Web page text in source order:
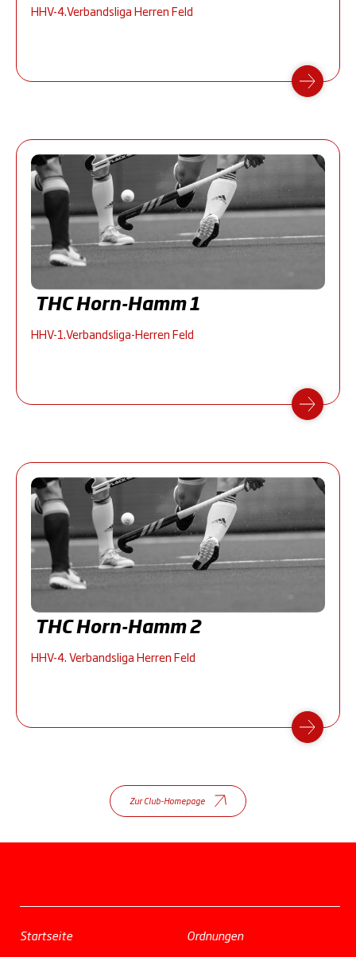
HHV-4.Verbandsliga Herren Feld
THC Horn-Hamm 1
HHV-1.Verbandsliga-Herren Feld
THC Horn-Hamm 2
HHV-4. Verbandsliga Herren Feld
Zur Club-Homepage
Startseite Ordnungen